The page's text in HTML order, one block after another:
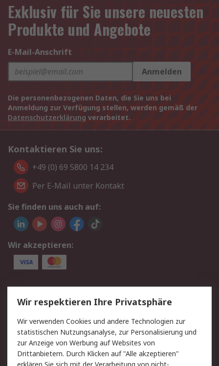
Exklusiv für Sie unsere neuesten
Produkte und Angebote
E-Mail-Anschrift
Anmelden
Die personenbezogenen Daten, die Sie uns bei
Anmeldung zur Verfügung stellen, werden gemäß der
Datenschutzerklärung verarbeitet.
Kontaktieren Sie uns:
+49 (0) 69 5800 14 234
Per E-Mail unter Kontakt
Sie finden uns auch auf:
Wir akzeptieren:
Service
Value Added Services
Lieferlösungen
Rücksendungen
Kontakt
Hilfe
Privatkunden
Rechtliches
Wir respektieren Ihre Privatsphäre
Wir verwenden Cookies und andere Technologien zur
statistischen Nutzungsanalyse, zur Personalisierung und
zur Anzeige von Werbung auf Websites von
Drittanbietern. Durch Klicken auf "Alle akzeptieren"